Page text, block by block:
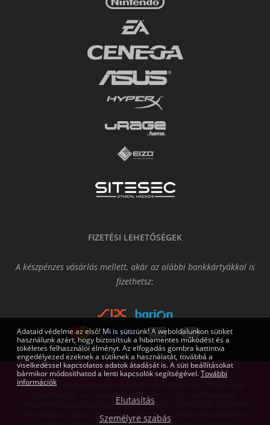
FIZETÉSI LEHETŐSÉGEK
A készpénzes vásárlás mellett, akár az alábbi bankkártyákkal is
fizethetsz:
Az oldalon található képek némelyike csak illusztráció. A technikai
specifikációk, a csomagok tartalmi elemei és a szoftvereknél
feltüntetett gépigények tájékoztató jellegűek, a fejlesztők és kiadók
fenntartják a jogot az esetleges tájékoztatás nélküli változtatásokra,
Adataid védelme az első! Mi is sütizünk! A weboldalunkon sütiket
használunk azért, hogy biztosítsuk a hibamentes működést és a
tökéletes felhasználói élményt. Az elfogadás gombra kattintva
engedélyezed ezeknek a sütiknek a használatát, továbbá a
viselkedéssel kapcsolatos adatok átadását is. A süti beállításokat
bármikor módosíthatod a lenti kapcsolók segítségével.További
információk
Elutasítás
Személyre szabás